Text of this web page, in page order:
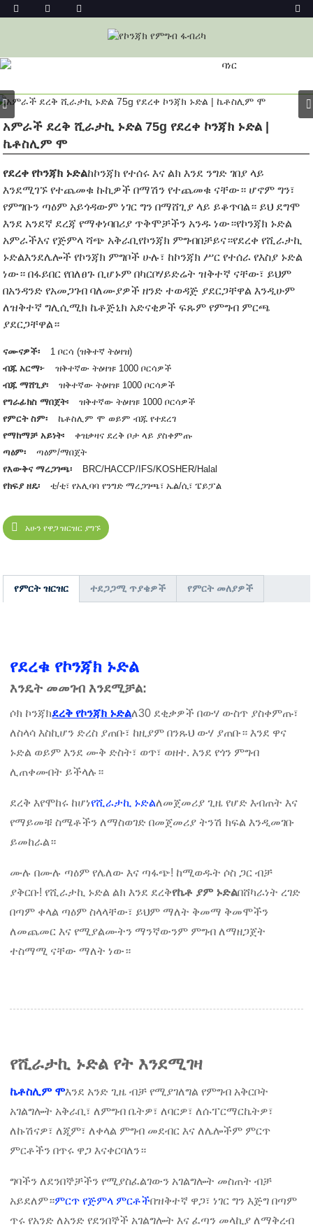
ምርት
አምራች ደረቅ ሺራታኪ ኑድል 75g የደረቀ ኮንጃክ ኑድል |
ኬቶስሊም ሞ
የደረቀ የኮንጃክ ኑድልከኮንጃክ የተሰሩ እና ልክ እንደ ንግድ ገበያ ላይ
እንደሚገኙ የተጨመቁ ኩኪዎች በማሽን የተጨመቁ ናቸው። ሆኖም ግን፣
የምግቡን ጣዕም አይጎዳውም ነገር ግን በማሸጊያ ላይ ይቆጥባል። ይህ ደግሞ
እንደ አንደኛ ደረጃ የማቀነባበሪያ ጥቅሞቻችን አንዱ ነው።የኮንጃክ ኑድል
አምራችእና የጅምላ ሻጭ አቅራቢየኮንጃክ ምግብበቻይና።የደረቀ የሺራታኪ
ኑድልእንደሌሎች የኮንጃክ ምግቦች ሁሉ፣ ከኮንጃክ ሥር የተሰራ የእስያ ኑድል
ነው። በፋይበር የበለፀጉ ቢሆኑም በካርቦሃይድሬት ዝቅተኛ ናቸው፣ ይህም
በአንዳንድ የአመጋገብ ባለሙያዎች ዘንድ ተወዳጅ ያደርጋቸዋል እንዲሁም
ለዝቅተኛ ግሊሲሚክ ኬቶጅኒክ አድናቂዎች ፍጹም የምግብ ምርጫ
ያደርጋቸዋል።
ናሙናዎች፡
1 ቦርሳ (ዝቅተኛ ትዕዛዝ)
ብጁ አርማ፦
ዝቅተኛው ትዕዛዝ፡ 1000 ቦርሳዎች
ብጁ ማሸጊያ፡
ዝቅተኛው ትዕዛዝ፡ 1000 ቦርሳዎች
የግራፊክስ ማበጀት፡
ዝቅተኛው ትዕዛዝ፡ 1000 ቦርሳዎች
የምርት ስም፡
ኬቶስሊም ሞ ወይም ብጁ የተደረገ
የማከማቻ አይነት፡
ቀዝቃዛና ደረቅ ቦታ ላይ ያስቀምጡ
ጣዕም፡
ጣዕም/ማበጀት
የእውቅና ማረጋገጫ፡
BRC/HACCP/IFS/KOSHER/Halal
የክፍያ ዘዴ፡
ቲ/ቲ፣ የአሊባባ የንግድ ማረጋገጫ፣ ኤል/ሲ፣ ፔይፓል
አሁን የዋጋ ዝርዝር ያግኙ
የምርት ዝርዝር ተደጋጋሚ ጥያቄዎች የምርት መለያዎች
የደረቁ የኮንጃክ ኑድል
እንዴት መመገብ እንደሚቻል:
ሶክ ኮንጃክደረቅ የኮንጃክ ኑድልለ30 ደቂቃዎች በውሃ ውስጥ ያስቀምጡ፣
ለስላሳ እስኪሆን ድረስ ያጠቡ፣ ከዚያም በንጹህ ውሃ ያጠቡ። እንደ ዋና
ኑድል ወይም እንደ ሙቅ ድስት፣ ወጥ፣ ወዘተ. እንደ የጎን ምግብ
ሊጠቀሙበት ይችላሉ።
ደረቅ እየሞከሩ ከሆነየሺራታኪ ኑድልለመጀመሪያ ጊዜ የሆድ እብጠት እና
የማይመቹ ስሜቶችን ለማስወገድ በመጀመሪያ ትንሽ ክፍል እንዲመገቡ
ይመከራል።
ሙሉ በሙሉ ጣዕም የሌለው እና ጣፋጭ! ከሚወዱት ሶስ ጋር ብቻ
ያቅርቡ! የሺራታኪ ኑድል ልክ እንደ ደረቅየኬቶ ያም ኑድልበሸካራነት ረገድ
በጣም ቀላል ጣዕም ስላላቸው፣ ይህም ማለት ቅመማ ቅመሞችን
ለመጨመር እና የሚያልሙትን ማንኛውንም ምግብ ለማዘጋጀት
ተስማሚ ናቸው ማለት ነው።
የሺራታኪ ኑድል የት እንደሚገዛ
ኬቶስሊም ሞእንደ አንድ ጊዜ ብቻ የሚያገለግል የምግብ አቅርቦት
አገልግሎት አቅራቢ፣ ለምግብ ቤትዎ፣ ለባርዎ፣ ለሱፐርማርኬትዎ፣
ለኩሽናዎ፣ ለጂም፣ ለቀላል ምግብ መደብር እና ለሌሎችም ምርጥ
ምርቶችን በጥሩ ዋጋ እናቀርባለን።
ግባችን ለደንበኞቻችን የሚያስፈልገውን አገልግሎት መስጠት ብቻ
አይደለም።ምርጥ የጅምላ ምርቶችበዝቅተኛ ዋጋ፣ ነገር ግን እጅግ በጣም
ጥሩ የአንድ ለአንድ የደንበኞች አገልግሎት እና ፈጣን መላኪያ ለማቅረብ